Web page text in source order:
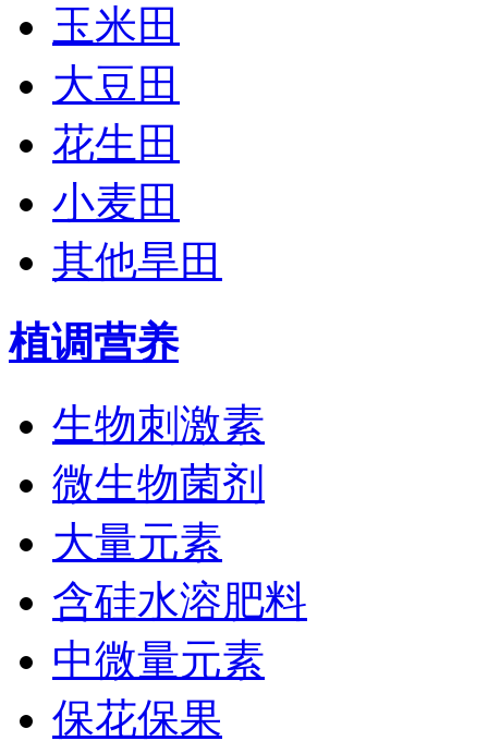
玉米田
大豆田
花生田
小麦田
其他旱田
植调营养
生物刺激素
微生物菌剂
大量元素
含硅水溶肥料
中微量元素
保花保果